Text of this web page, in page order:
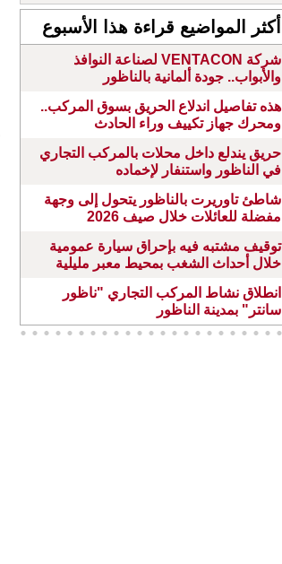
أكثر المواضيع قراءة هذا الأسبوع
شركة VENTACON لصناعة النوافذ
والأبواب.. جودة ألمانية بالناظور
هذه تفاصيل اندلاع الحريق بسوق المركب..
ومحرك جهاز تكييف وراء الحادث
حريق يندلع داخل محلات بالمركب التجاري
في الناظور واستنفار لإخماده
شاطئ تاوريرت بالناظور يتحول إلى وجهة
مفضلة للعائلات خلال صيف 2026
توقيف مشتبه فيه بإحراق سيارة عمومية
خلال أحداث الشغب بمحيط معبر مليلية
انطلاق نشاط المركب التجاري "ناظور
سانتر" بمدينة الناظور